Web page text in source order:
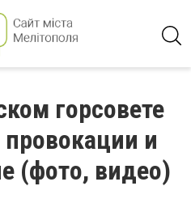
горсовете
и
(фото, видео)